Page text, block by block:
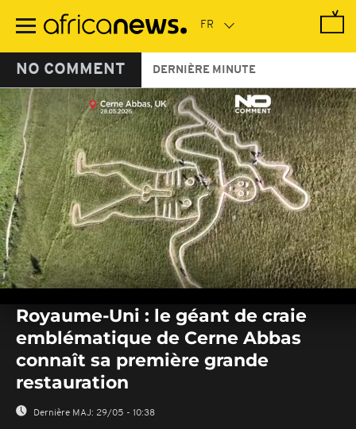
contenu
NO COMMENT DERNIÈRE MINUTE
seconds
seconds
Royaume-Uni : le géant de craie
emblématique de Cerne Abbas
connaît sa première grande
restauration
Dernière MAJ: 29/05 - 10:38